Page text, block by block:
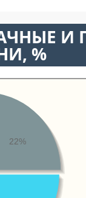
И
%
22%